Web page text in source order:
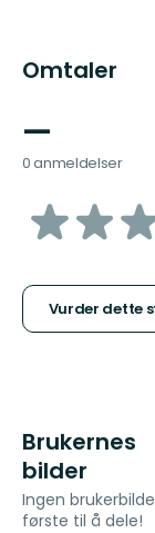
Omtaler
—
0 anmeldelser
av
Vurder dette
Brukernes
bilder
Ingen
første til å dele!